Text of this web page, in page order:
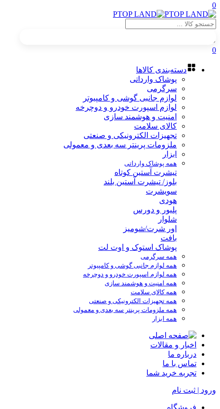
0
0
دسته‌بندی کالاها
پوشاک وارداتی
سرگرمی
لوازم جانبی گوشی و کامپیوتر
لوازم اسپورت خودرو و دوچرخه
امنیت و هوشمند سازی
کالای سلامت
تجهیزات الکترونیکی و صنعتی
ملزومات پرینتر سه بعدی و معمولی
ابزار
همه پوشاک وارداتی
تیشرت آستین کوتاه
بلوز/ تیشرت آستین بلند
سویشرت
هودی
پلیور و دورس
شلوار
اور شرت/شومیز
بافت
پوشاک استوک و اوت لت
همه سرگرمی
همه لوازم جانبی گوشی و کامپیوتر
همه لوازم اسپورت خودرو و دوچرخه
همه امنیت و هوشمند سازی
همه کالای سلامت
همه تجهیزات الکترونیکی و صنعتی
همه ملزومات پرینتر سه بعدی و معمولی
همه ابزار
اخبار و مقالات
درباره ما
تماس با ما
تجربه خرید شما
ورود | ثبت نام
فروشگاه